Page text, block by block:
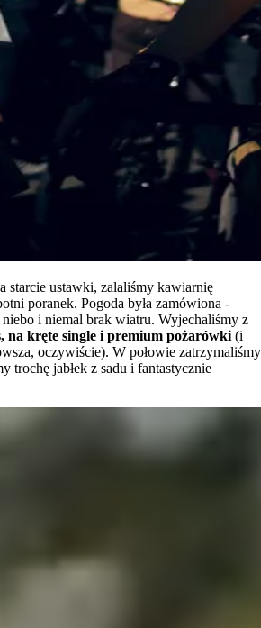
starcie ustawki, zalaliśmy kawiarnię
poranek. Pogoda była zamówiona -
niebo i niemal brak wiatru. Wyjechaliśmy z
na kręte single i premium pożarówki (i
oczywiście). W połowie zatrzymaliśmy
trochę jabłek z sadu i fantastycznie